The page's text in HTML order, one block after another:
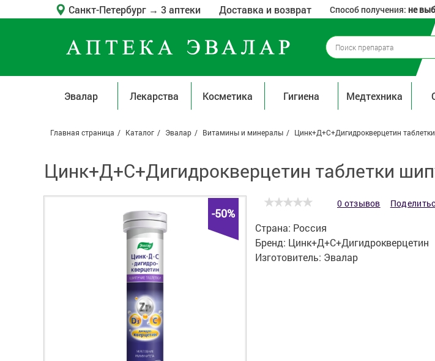
Санкт-Петербург → 3 аптеки Доставка и возврат Способ получения: не
Эвалар Лекарства Косметика Гигиена Медтехника
Главная страница Каталог Эвалар Витамины и минералы Цинк+Д+С+Дигидрокверцетин
Цинк+Д+С+Дигидрокверцетин таблетки
-50%
0 отзывов
Страна: Россия
Бренд: Цинк+Д+С+Дигидрокверцетин
Изготовитель: Эвалар